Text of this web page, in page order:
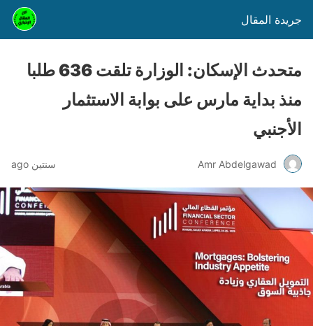
جريدة المقال
متحدث الإسكان: الوزارة تلقت 636 طلبا
منذ بداية مارس على بوابة الاستثمار
الأجنبي
Amr Abdelgawad سنتين ago